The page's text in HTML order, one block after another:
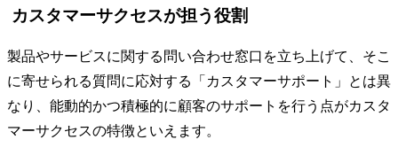
カスタマーサクセスが担う役割
製品やサービスに関する問い合わせ窓口を立ち上げて、そこ
に寄せられる質問に応対する「カスタマーサポート」とは異
なり、能動的かつ積極的に顧客のサポートを行う点がカスタ
マーサクセスの特徴といえます。